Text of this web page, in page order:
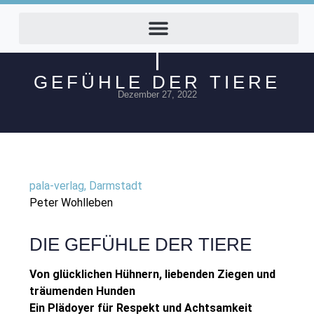
GEFÜHLE DER TIERE
Dezember 27, 2022
pala-verlag, Darmstadt
Peter Wohlleben
DIE GEFÜHLE DER TIERE
Von glücklichen Hühnern, liebenden Ziegen und
träumenden Hunden
Ein Plädoyer für Respekt und Achtsamkeit